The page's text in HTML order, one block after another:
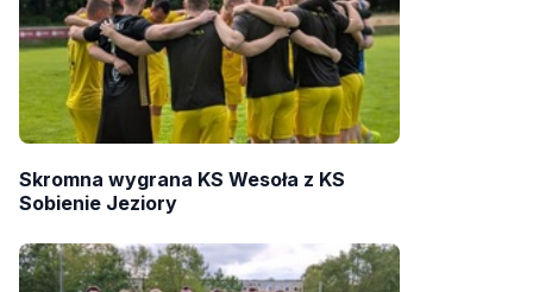
Skromna wygrana KS Wesoła z KS
Sobienie Jeziory